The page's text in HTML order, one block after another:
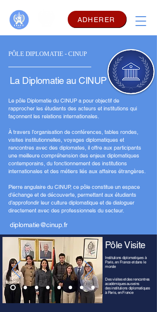
ADHERER
​PÔLE DIPLOMATIE - CINUP
La Diplomatie au CINUP
Le pôle Diplomatie du CINUP a pour objectif de
rapprocher les étudiants des acteurs et institutions qui
façonnent les relations internationales.
À travers l’organisation de conférences, tables rondes,
visites institutionnelles, voyages diplomatiques et
rencontres avec des diplomates, il offre aux participants
une meilleure compréhension des enjeux diplomatiques
contemporains, du fonctionnement des institutions
internationales et des métiers liés aux affaires étrangères.
Pierre angulaire du CINUP, ce pôle constitue un espace
d’échange et de découverte, permettant aux étudiants
d’approfondir leur culture diplomatique et de dialoguer
directement avec des professionnels du secteur.
diplomatie@cinup.fr
Institutions diplomatiques à
Paris, en France et dans le
monde
Pôle Visite
Des visites et des rencontres
académiques au seins
des institutions diplomatiques
à Paris, en France